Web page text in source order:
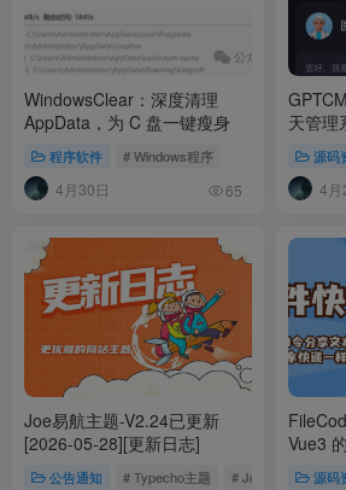
WindowsClear：深度清理
AppData，为 C 盘一键瘦身
程序软件 # Windows程序
4月30日 65
天管理
号全源码
4月
Joe易航主题-V2.24已更新
[2026-05-28][更新日志]
公告通知 # Typecho主题 # Joe主题
Vue3
源码